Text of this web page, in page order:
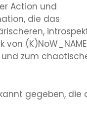
Action und
die das
(K)NoW_NAME
zum
gegeben, die